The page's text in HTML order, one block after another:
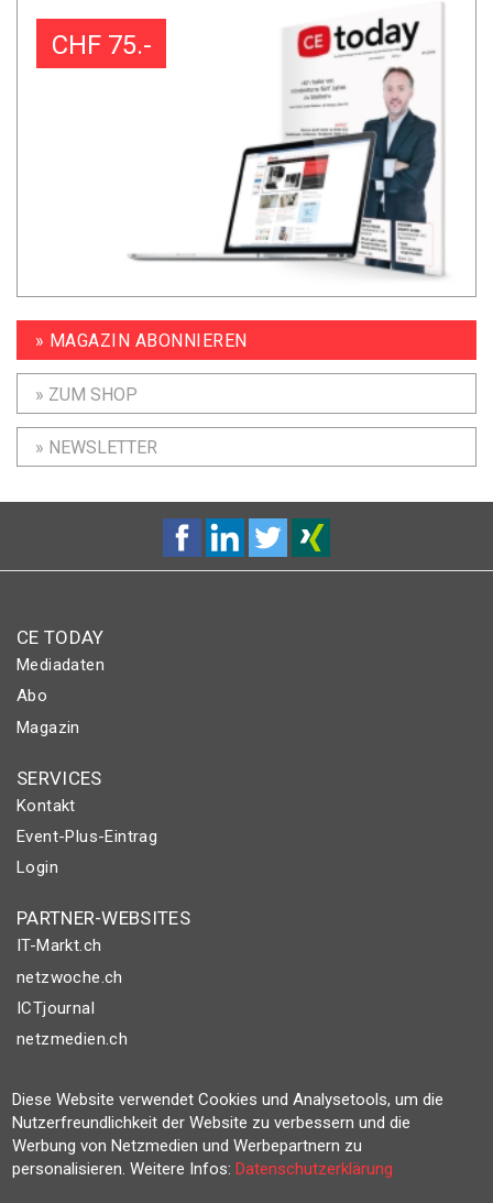
CHF 75.-
» MAGAZIN ABONNIEREN
» ZUM SHOP
» NEWSLETTER
CE TODAY
Mediadaten
Abo
Magazin
SERVICES
Kontakt
Event-Plus-Eintrag
Login
PARTNER-WEBSITES
IT-Markt.ch
netzwoche.ch
ICTjournal
netzmedien.ch
© NETZMEDIEN AG 2026
Impressum
AGB
Nutzungsbestimmungen
Diese Website verwendet Cookies und Analysetools, um die
Nutzerfreundlichkeit der Website zu verbessern und die
Werbung von Netzmedien und Werbepartnern zu
personalisieren. Weitere Infos:Datenschutzerklärung